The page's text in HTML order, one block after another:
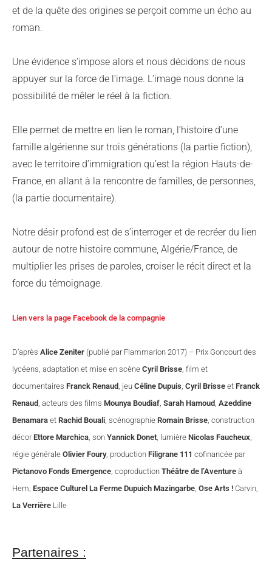
et de la quête des origines se perçoit comme un écho au
roman.
Une évidence s’impose alors et nous décidons de nous
appuyer sur la force de l’image. L’image nous donne la
possibilité de mêler le réel à la fiction.
Elle permet de mettre en lien le roman, l’histoire d’une
famille algérienne sur trois générations (la partie fiction),
avec le territoire d’immigration qu’est la région Hauts-de-
France, en allant à la rencontre de familles, de personnes,
(la partie documentaire).
Notre désir profond est de s’interroger et de recréer du lien
autour de notre histoire commune, Algérie/France, de
multiplier les prises de paroles, croiser le récit direct et la
force du témoignage.
Lien vers la page Facebook de la compagnie
D’après Alice Zeniter (publié par Flammarion 2017) – Prix Goncourt des
lycéens, adaptation et mise en scène Cyril Brisse, film et
documentaires Franck Renaud , jeu Céline Dupuis, Cyril Brisse et Franck
Renaud , acteurs des films Mounya Boudiaf, Sarah Hamoud , Azeddine
Benamara et Rachid Bouali, scénographie Romain Brisse, construction
décorEttore Marchica, son Yannick Donet, lumière Nicolas Faucheux,
régie générale Olivier Foury, production Filigrane 111 cofinancée par
Pictanovo Fonds Emergence, coproduction Théâtre de l’Aventure à
Hem, Espace Culturel La Ferme Dupuich Mazingarbe, Ose Arts ! Carvin,
La Verrière Lille
Partenaires :